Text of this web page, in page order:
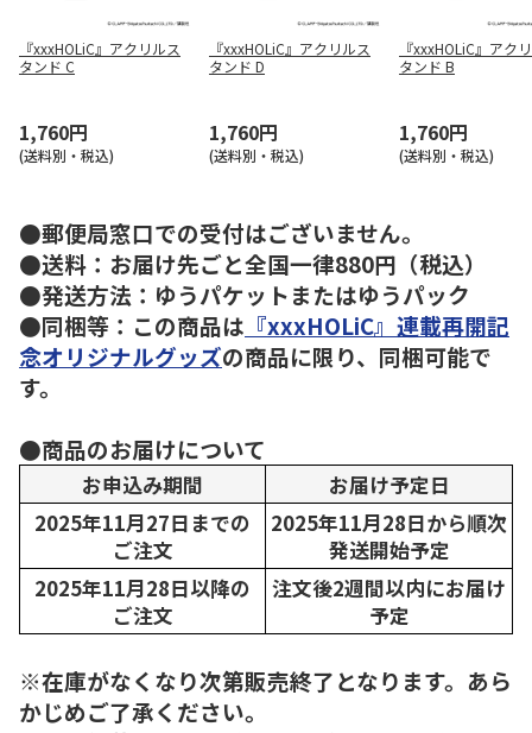
『xxxHOLiC』アクリルス
タンド C
1,760円
(送料別・税込)
『xxxHOLiC』アクリルス
タンド D
1,760円
(送料別・税込)
『xxxHOLiC』アク
タンド B
1,760円
(送料別・税込)
●郵便局窓口での受付はございません。
●送料：お届け先ごと全国一律880円（税込）
●発送方法：ゆうパケットまたはゆうパック
●同梱等：この商品は 『xxxHOLiC』連載再開記
念オリジナルグッズの商品に限り、同梱可能で
す。
●商品のお届けについて
お申込み期間
お届け予定日
2025年11月27日までの
ご注文
2025年11月28日から順次
発送開始予定
2025年11月28日以降の
ご注文
注文後2週間以内にお届け
予定
※在庫がなくなり次第販売終了となります。あら
かじめご了承ください。